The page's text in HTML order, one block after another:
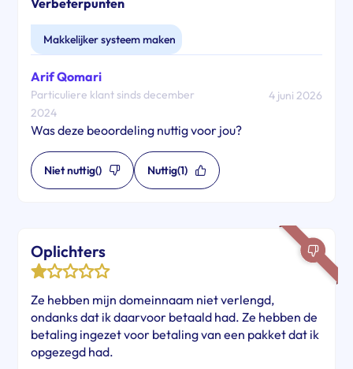
Verbeterpunten
Makkelijker systeem maken
Arif Qomari
Particuliere klant sinds december
2024
4 juni 2026
Was deze beoordeling nuttig voor jou?
Niet nuttig() Nuttig(1)
Oplichters
Ze hebben mijn domeinnaam niet verlengd,
ondanks dat ik daarvoor betaald had. Ze hebben de
betaling ingezet voor betaling van een pakket dat ik
opgezegd had.